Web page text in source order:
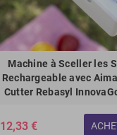
Machine à Sceller les
Rechargeable avec
Cutter Rebasyl
12,33 €